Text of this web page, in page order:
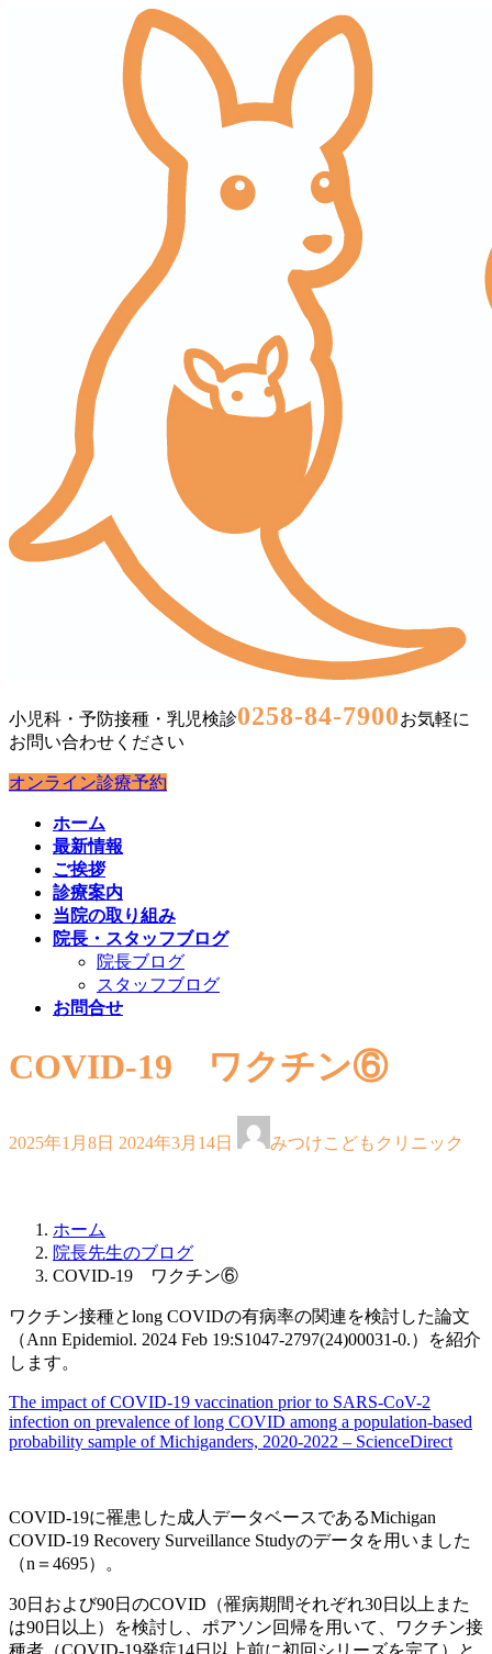
小児科・予防接種・乳児検診0258-84-7900お気軽に
お問い合わせください
オンライン診療予約
ホーム
最新情報
ご挨拶
診療案内
当院の取り組み
院長・スタッフブログ
院長ブログ
スタッフブログ
お問合せ
COVID-19 ワクチン⑥
2025年1月8日 終
:
2024年3月14日 みつけこどもクリニック
ホーム
院長先生のブログ
COVID-19 ワクチン⑥
ワクチン接種とlong COVIDの有病率の関連を検討した論文
（Ann Epidemiol. 2024 Feb 19:S1047-2797(24)00031-0.）を紹介
します。
The impact of COVID-19 vaccination prior to SARS-CoV-2
infection on prevalence of long COVID among a population-based
probability sample of Michiganders, 2020-2022 – ScienceDirect
COVID-19に罹患した成人データベースであるMichigan
COVID-19 Recovery Surveillance Studyのデータを用いました
（n＝4695）。
30日および90日のCOVID（罹病期間それぞれ30日以上また
は90日以上）を検討し、ポアソン回帰を用いて、ワクチン接